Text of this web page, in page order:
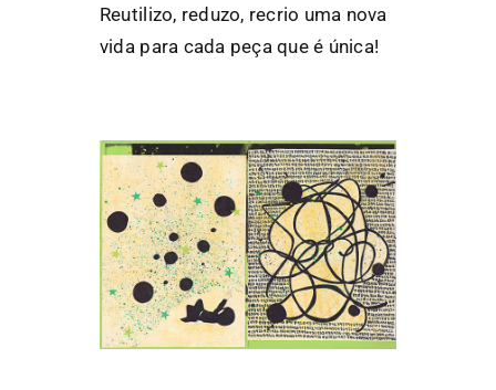
Reutilizo, reduzo, recrio uma nova
vida para cada peça que é única!